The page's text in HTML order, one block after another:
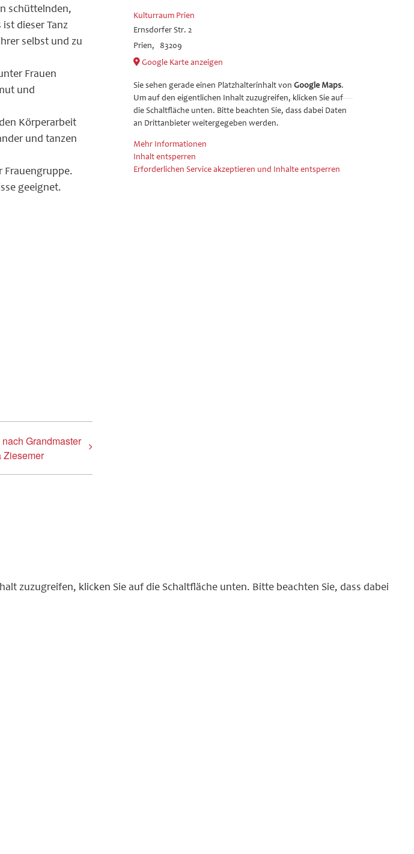
schüttelnden,
dieser Tanz
selbst und zu
Frauen
und
Körperarbeit
und tanzen
Frauengruppe.
geeignet.
Grandmaster
Ziesemer
Kulturraum Prien
Ernsdorfer Str. 2
Prien,
83209
Google Karte anzeigen
Sie sehen gerade einen Platzhalterinhalt vonGoogle Maps.
Um auf den eigentlichen Inhalt zuzugreifen, klicken Sie auf
die Schaltfläche unten. Bitte beachten Sie, dass dabei Daten
an Drittanbieter weitergegeben werden.
Mehr Informationen
Inhalt entsperren
Erforderlichen Service akzeptieren und Inhalte entsperren
zuzugreifen, klicken Sie auf die Schaltfläche unten. Bitte beachten Sie, dass dabei